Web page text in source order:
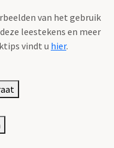
van het gebruik
leestekens en meer
vindt u hier.